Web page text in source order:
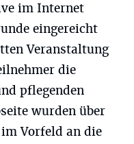
im Internet
eingereicht
Veranstaltung
die
pflegenden
wurden über
Vorfeld an die